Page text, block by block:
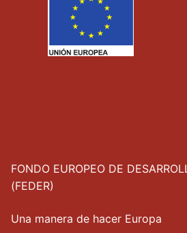
FONDO EUROPEO DE
(FEDER)
Una manera de hacer Europa